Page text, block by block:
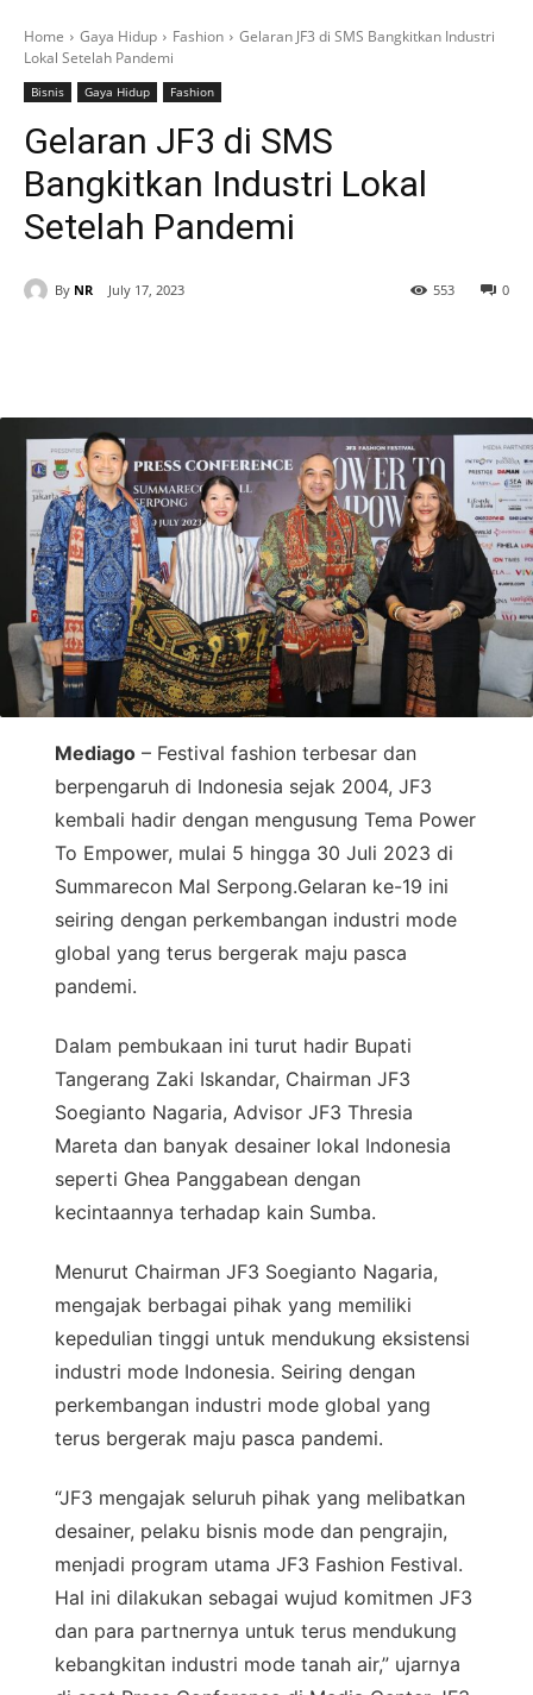
Home Gaya Hidup Fashion
Gelaran JF3 di SMS Bangkitkan Industri
Lokal Setelah Pandemi
Bisnis Gaya Hidup Fashion
Gelaran JF3 di SMS
Bangkitkan Industri Lokal
Setelah Pandemi
By NR July 17, 2023 0
553
Mediago – Festival fashion terbesar dan
berpengaruh di Indonesia sejak 2004, JF3
kembali hadir dengan mengusung Tema Power
To Empower, mulai 5 hingga 30 Juli 2023 di
Summarecon Mal Serpong.Gelaran ke-19 ini
seiring dengan perkembangan industri mode
global yang terus bergerak maju pasca
pandemi.
Dalam pembukaan ini turut hadir Bupati
Tangerang Zaki Iskandar, Chairman JF3
Soegianto Nagaria, Advisor JF3 Thresia
Mareta dan banyak desainer lokal Indonesia
seperti Ghea Panggabean dengan
kecintaannya terhadap kain Sumba.
Menurut Chairman JF3 Soegianto Nagaria,
mengajak berbagai pihak yang memiliki
kepedulian tinggi untuk mendukung eksistensi
industri mode Indonesia. Seiring dengan
perkembangan industri mode global yang
terus bergerak maju pasca pandemi.
“JF3 mengajak seluruh pihak yang melibatkan
desainer, pelaku bisnis mode dan pengrajin,
menjadi program utama JF3 Fashion Festival.
Hal ini dilakukan sebagai wujud komitmen JF3
dan para partnernya untuk terus mendukung
kebangkitan industri mode tanah air,” ujarnya